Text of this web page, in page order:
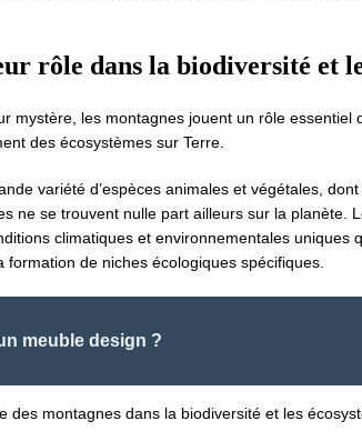
rôle dans la biodiversité et
mystère, les montagnes jouent un rôle essentiel
des écosystèmes sur Terre.
variété d’espèces animales et végétales,
ne se trouvent nulle part ailleurs sur la planète.
climatiques et environnementales uniques
de niches écologiques spécifiques.
meuble design ?
des montagnes dans la biodiversité et les